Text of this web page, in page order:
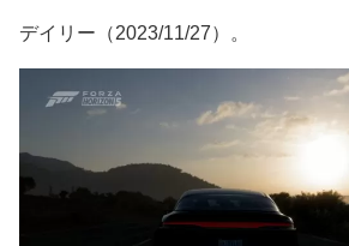
デイリー（2023/11/27）。